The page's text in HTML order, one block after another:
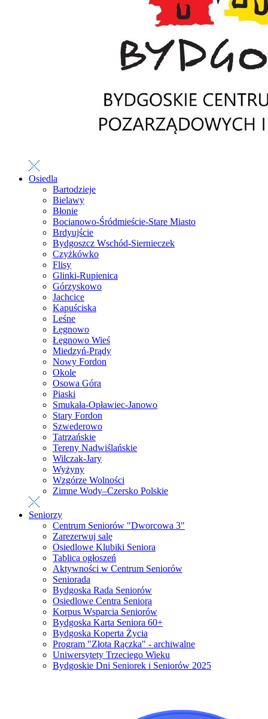
Osiedla
Bartodzieje
Bielawy
Błonie
Bocianowo-Śródmieście-Stare Miasto
Brdyujście
Bydgoszcz Wschód-Siernieczek
Czyżkówko
Flisy
Glinki-Rupienica
Górzyskowo
Jachcice
Kapuściska
Leśne
Łęgnowo
Łęgnowo Wieś
Miedzyń-Prądy
Nowy Fordon
Okole
Osowa Góra
Piaski
Smukała-Opławiec-Janowo
Stary Fordon
Szwederowo
Tatrzańskie
Tereny Nadwiślańskie
Wilczak-Jary
Wyżyny
Wzgórze Wolności
Zimne Wody–Czersko Polskie
Seniorzy
Centrum Seniorów "Dworcowa 3"
Zarezerwuj salę
Osiedlowe Klubiki Seniora
Tablica ogłoszeń
Aktywności w Centrum Seniorów
Seniorada
Bydgoska Rada Seniorów
Osiedlowe Centra Seniora
Korpus Wsparcia Seniorów
Bydgoska Karta Seniora 60+
Bydgoska Koperta Życia
Program "Złota Rączka" - archiwalne
Uniwersytety Trzeciego Wieku
Bydgoskie Dni Seniorek i Seniorów 2025